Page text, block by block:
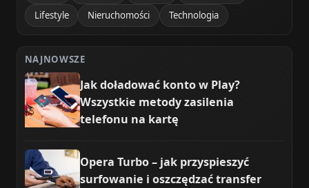
Lifestyle
Nieruchomości Technologia
NAJNOWSZE
Jak doładować konto w Play?
Wszystkie metody zasilenia
telefonu na kartę
Opera Turbo – jak przyspieszyć
surfowanie i oszczędzać transfer